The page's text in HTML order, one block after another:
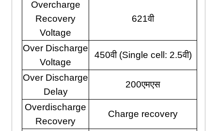
Overcharge
Recovery
Voltage
621वी
Over Discharge
Voltage
450वी (Single cell : 2.5वी)
Over Discharge
Delay
200एमएस
Overdischarge
Recovery
Charge recovery